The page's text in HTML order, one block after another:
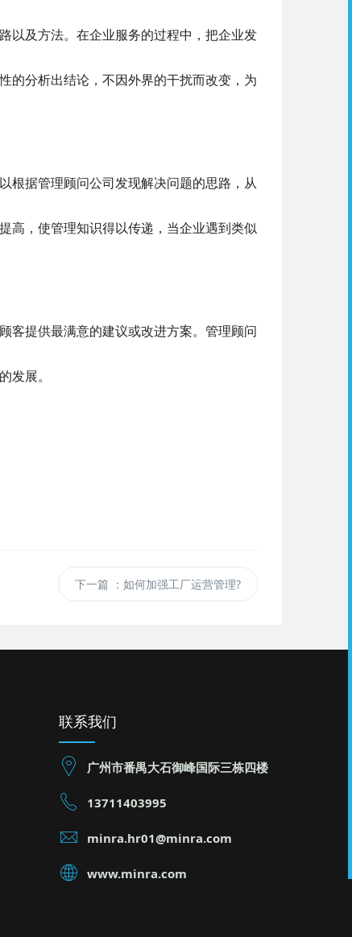
以及方法。在企业服务的过程中，把企业发
的分析出结论，不因外界的干扰而改变，为
据管理顾问公司发现解决问题的思路，从
高，使管理知识得以传递，当企业遇到类似
客提供最满意的建议或改进方案。管理顾问
发展。
下一篇 ：如何加强工厂运营管理?
联系我们
广州市番禺大石御峰国际三栋四楼
13711403995
minra.hr01@minra.com
www.minra.com